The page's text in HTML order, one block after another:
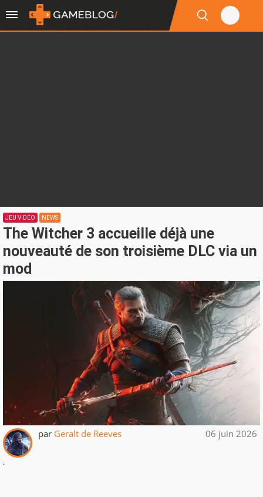
JEU VIDÉO NEWS
The Witcher 3 accueille déjà une
nouveauté de son troisième DLC via un
mod
par Geralt de Reeves 06 juin 2026
.